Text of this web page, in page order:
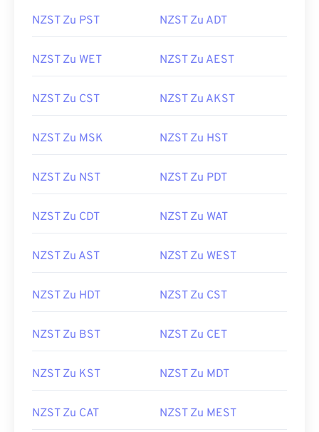
NZST Zu PST NZST Zu ADT
NZST Zu WET NZST Zu AEST
NZST Zu CST NZST Zu AKST
NZST Zu MSK NZST Zu HST
NZST Zu NST NZST Zu PDT
NZST Zu CDT NZST Zu WAT
NZST Zu AST NZST Zu WEST
NZST Zu HDT NZST Zu CST
NZST Zu BST NZST Zu CET
NZST Zu KST NZST Zu MDT
NZST Zu CAT NZST Zu MEST